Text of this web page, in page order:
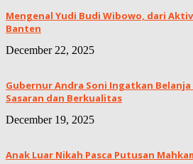
Mengenal Yudi Budi Wibowo, dari
Banten
December 22, 2025
Gubernur Andra Soni Ingatkan
Sasaran dan Berkualitas
December 19, 2025
Anak Luar Nikah Pasca Putusan